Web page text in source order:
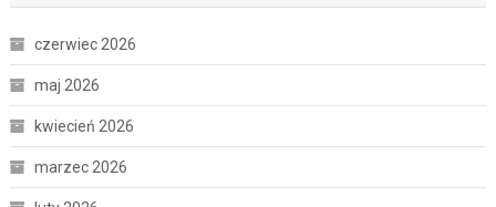
czerwiec 2026
maj 2026
kwiecień 2026
marzec 2026